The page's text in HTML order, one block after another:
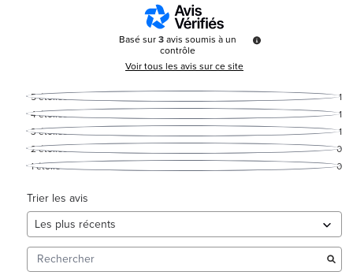
Basé sur3avis soumis à un
contrôle
Voir tous les avis sur ce site
5étoiles
1
4étoiles
1
3étoiles
1
2étoiles
0
1étoile 0
Trier les avis